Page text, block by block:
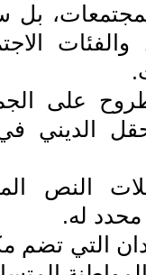
بل
على
الديني في
النص
له.
التي تضم